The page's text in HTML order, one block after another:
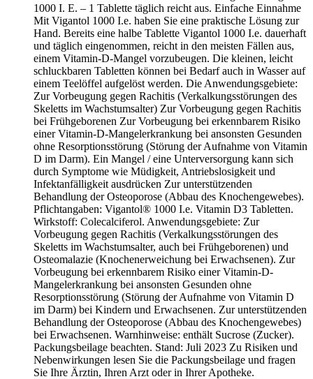
1000 I. E. – 1 Tablette täglich reicht aus. Einfache Einnahme
Mit Vigantol 1000 I.e. haben Sie eine praktische Lösung zur
Hand. Bereits eine halbe Tablette Vigantol 1000 I.e. dauerhaft
und täglich eingenommen, reicht in den meisten Fällen aus,
einem Vitamin-D-Mangel vorzubeugen. Die kleinen, leicht
schluckbaren Tabletten können bei Bedarf auch in Wasser auf
einem Teelöffel aufgelöst werden. Die Anwendungsgebiete:
Zur Vorbeugung gegen Rachitis (Verkalkungsstörungen des
Skeletts im Wachstumsalter) Zur Vorbeugung gegen Rachitis
bei Frühgeborenen Zur Vorbeugung bei erkennbarem Risiko
einer Vitamin-D-Mangelerkrankung bei ansonsten Gesunden
ohne Resorptionsstörung (Störung der Aufnahme von Vitamin
D im Darm). Ein Mangel / eine Unterversorgung kann sich
durch Symptome wie Müdigkeit, Antriebslosigkeit und
Infektanfälligkeit ausdrücken Zur unterstützenden
Behandlung der Osteoporose (Abbau des Knochengewebes).
Pflichtangaben: Vigantol® 1000 I.e. Vitamin D3 Tabletten.
Wirkstoff: Colecalciferol. Anwendungsgebiete: Zur
Vorbeugung gegen Rachitis (Verkalkungsstörungen des
Skeletts im Wachstumsalter, auch bei Frühgeborenen) und
Osteomalazie (Knochenerweichung bei Erwachsenen). Zur
Vorbeugung bei erkennbarem Risiko einer Vitamin-D-
Mangelerkrankung bei ansonsten Gesunden ohne
Resorptionsstörung (Störung der Aufnahme von Vitamin D
im Darm) bei Kindern und Erwachsenen. Zur unterstützenden
Behandlung der Osteoporose (Abbau des Knochengewebes)
bei Erwachsenen. Warnhinweise: enthält Sucrose (Zucker).
Packungsbeilage beachten. Stand: Juli 2023 Zu Risiken und
Nebenwirkungen lesen Sie die Packungsbeilage und fragen
Sie Ihre Ärztin, Ihren Arzt oder in Ihrer Apotheke.